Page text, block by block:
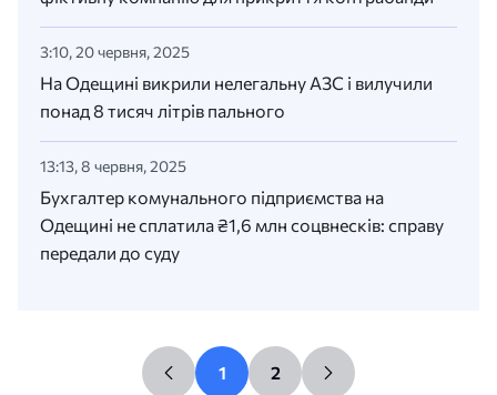
3:10, 20 червня, 2025
На Одещині викрили нелегальну АЗС і вилучили
понад 8 тисяч літрів пального
13:13, 8 червня, 2025
Бухгалтер комунального підприємства на
Одещині не сплатила ₴1,6 млн соцвнесків: справу
передали до суду
1 2